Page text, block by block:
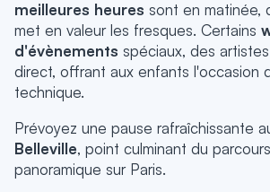
meilleures heures sont en matinée,
met en valeur les fresques. Certains
d'évènements spéciaux, des
direct, offrant aux enfants l'occasion
technique.
Prévoyez une pause rafraîchissante
Belleville, point culminant du
panoramique sur Paris.